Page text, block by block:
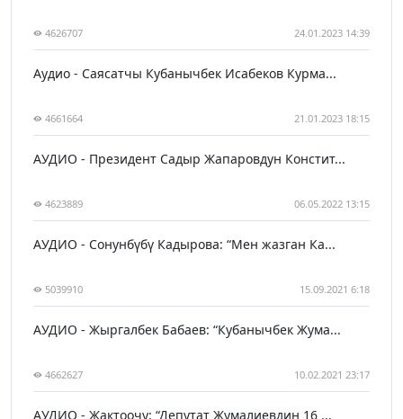
4626707 24.01.2023 14:39
Аудио - Саясатчы Кубанычбек Исабеков Курма...
4661664 21.01.2023 18:15
АУДИО - Президент Садыр Жапаровдун Констит...
4623889 06.05.2022 13:15
АУДИО - Сонунбүбү Кадырова: “Мен жазган Ка...
5039910 15.09.2021 6:18
АУДИО - Жыргалбек Бабаев: “Кубанычбек Жума...
4662627 10.02.2021 23:17
АУДИО - Жактоочу: “Депутат Жумалиевдин 16 ...